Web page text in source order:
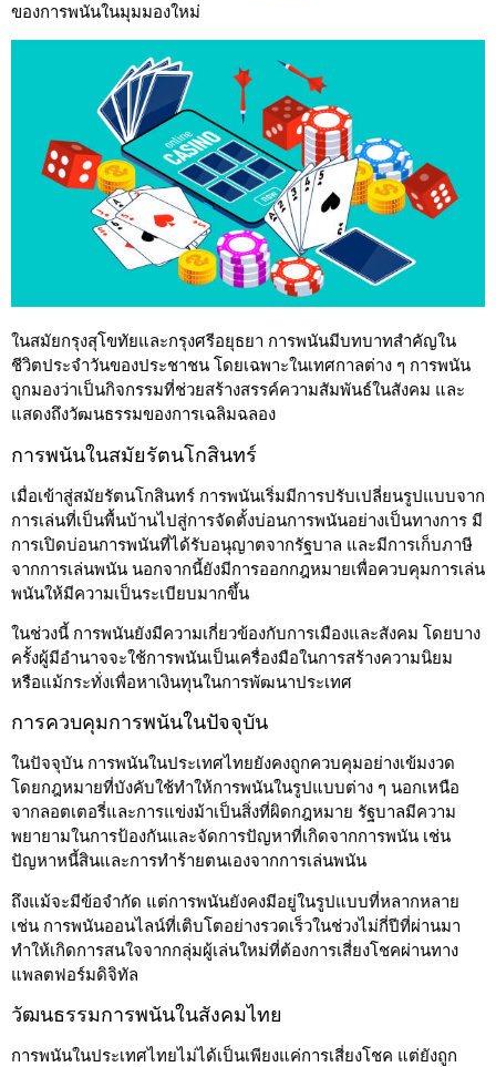
ของการพนันในมุมมองใหม่
ในสมัยกรุงสุโขทัยและกรุงศรีอยุธยา การพนันมีบทบาทสำคัญใน
ชีวิตประจำวันของประชาชน โดยเฉพาะในเทศกาลต่าง ๆ การพนัน
ถูกมองว่าเป็นกิจกรรมที่ช่วยสร้างสรรค์ความสัมพันธ์ในสังคม และ
แสดงถึงวัฒนธรรมของการเฉลิมฉลอง
การพนันในสมัยรัตนโกสินทร์
เมื่อเข้าสู่สมัยรัตนโกสินทร์ การพนันเริ่มมีการปรับเปลี่ยนรูปแบบจาก
การเล่นที่เป็นพื้นบ้านไปสู่การจัดตั้งบ่อนการพนันอย่างเป็นทางการ มี
การเปิดบ่อนการพนันที่ได้รับอนุญาตจากรัฐบาล และมีการเก็บภาษี
จากการเล่นพนัน นอกจากนี้ยังมีการออกกฎหมายเพื่อควบคุมการเล่น
พนันให้มีความเป็นระเบียบมากขึ้น
ในช่วงนี้ การพนันยังมีความเกี่ยวข้องกับการเมืองและสังคม โดยบาง
ครั้งผู้มีอำนาจจะใช้การพนันเป็นเครื่องมือในการสร้างความนิยม
หรือแม้กระทั่งเพื่อหาเงินทุนในการพัฒนาประเทศ
การควบคุมการพนันในปัจจุบัน
ในปัจจุบัน การพนันในประเทศไทยยังคงถูกควบคุมอย่างเข้มงวด
โดยกฎหมายที่บังคับใช้ทำให้การพนันในรูปแบบต่าง ๆ นอกเหนือ
จากลอตเตอรี่และการแข่งม้าเป็นสิ่งที่ผิดกฎหมาย รัฐบาลมีความ
พยายามในการป้องกันและจัดการปัญหาที่เกิดจากการพนัน เช่น
ปัญหาหนี้สินและการทำร้ายตนเองจากการเล่นพนัน
ถึงแม้จะมีข้อจำกัด แต่การพนันยังคงมีอยู่ในรูปแบบที่หลากหลาย
เช่น การพนันออนไลน์ที่เติบโตอย่างรวดเร็วในช่วงไม่กี่ปีที่ผ่านมา
ทำให้เกิดการสนใจจากกลุ่มผู้เล่นใหม่ที่ต้องการเสี่ยงโชคผ่านทาง
แพลตฟอร์มดิจิทัล
วัฒนธรรมการพนันในสังคมไทย
การพนันในประเทศไทยไม่ได้เป็นเพียงแค่การเสี่ยงโชค แต่ยังถูก